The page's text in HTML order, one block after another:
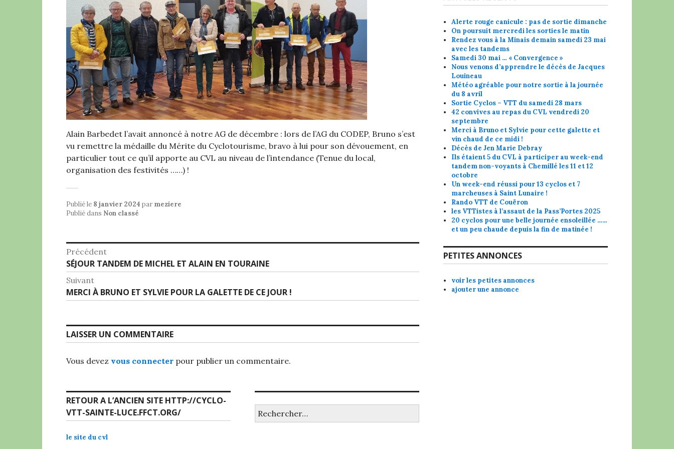
Alain Barbedet l’avait annoncé à notre AG de décembre : lors de l’AG du CODEP, Bruno s’est
vu remettre la médaille du Mérite du Cyclotourisme, bravo à lui pour son dévouement, en
particulier tout ce qu’il apporte au CVL au niveau de l’intendance (Tenue du local,
organisation des festivités ……) !
Publié le 8 janvier 2024 par meziere
Publié dans Non classé
Navigation
de
l’article
Précédent
Article
précédent :
SÉJOUR TANDEM DE MICHEL ET ALAIN EN TOURAINE
Suivant
Article
Suivant:
MERCI À BRUNO ET SYLVIE POUR LA GALETTE DE CE JOUR !
LAISSER UN COMMENTAIRE
Vous devez vous connecter pour publier un commentaire.
Alerte rouge canicule : pas de sortie dimanche
On poursuit mercredi les sorties le matin
Rendez vous à la Minais demain samedi 23 mai
avec les tandems
Samedi 30 mai … « Convergence »
Nous venons d’apprendre le décès de Jacques
Louineau
Météo agréable pour notre sortie à la journée
du 8 avril
Sortie Cyclos – VTT du samedi 28 mars
42 convives au repas du CVL vendredi 20
septembre
Merci à Bruno et Sylvie pour cette galette et
vin chaud de ce midi !
Décès de Jen Marie Debray
Ils étaient 5 du CVL à participer au week-end
tandem non-voyants à Chemillé les 11 et 12
octobre
Un week-end réussi pour 13 cyclos et 7
marcheuses à Saint Lunaire !
Rando VTT de Couëron
les VTTistes à l’assaut de la Pass’Portes 2025
20 cyclos pour une belle journée ensoleillée ……
et un peu chaude depuis la fin de matinée !
PETITES ANNONCES
voir les petites annonces
ajouter une annonce
RETOUR A L’ANCIEN SITE HTTP://CYCLO-
VTT-SAINTE-LUCE.FFCT.ORG/
le site du cvl